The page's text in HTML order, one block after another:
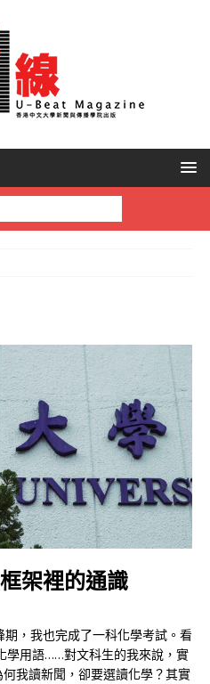
架裡的通識
，我也完成了一科化學考試。看
學用語……對文科生的我來說，實
我讀新聞，卻要選讀化學？其實